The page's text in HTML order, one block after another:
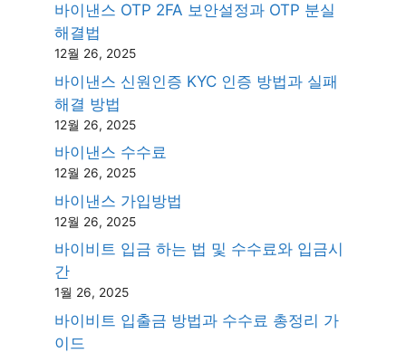
바이낸스 OTP 2FA 보안설정과 OTP 분실
해결법
12월 26, 2025
바이낸스 신원인증 KYC 인증 방법과 실패
해결 방법
12월 26, 2025
바이낸스 수수료
12월 26, 2025
바이낸스 가입방법
12월 26, 2025
바이비트 입금 하는 법 및 수수료와 입금시
간
1월 26, 2025
바이비트 입출금 방법과 수수료 총정리 가
이드